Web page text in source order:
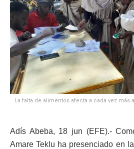
La falta de alimentos afecta a cada vez más
Adís Abeba, 18 jun (EFE).-
Amare Teklu ha presenciado en